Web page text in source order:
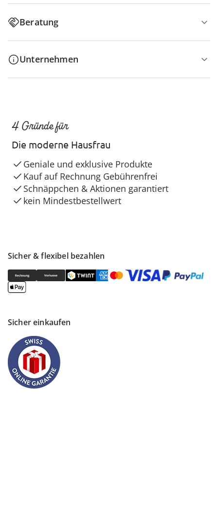
Beratung
Unternehmen
Sicher & flexibel bezahlen
Sicher einkaufen
4 Gründe für
Die moderne Hausfrau
Geniale und exklusive Produkte
Kauf auf Rechnung Gebührenfrei
Schnäppchen & Aktionen garantiert
kein Mindestbestellwert